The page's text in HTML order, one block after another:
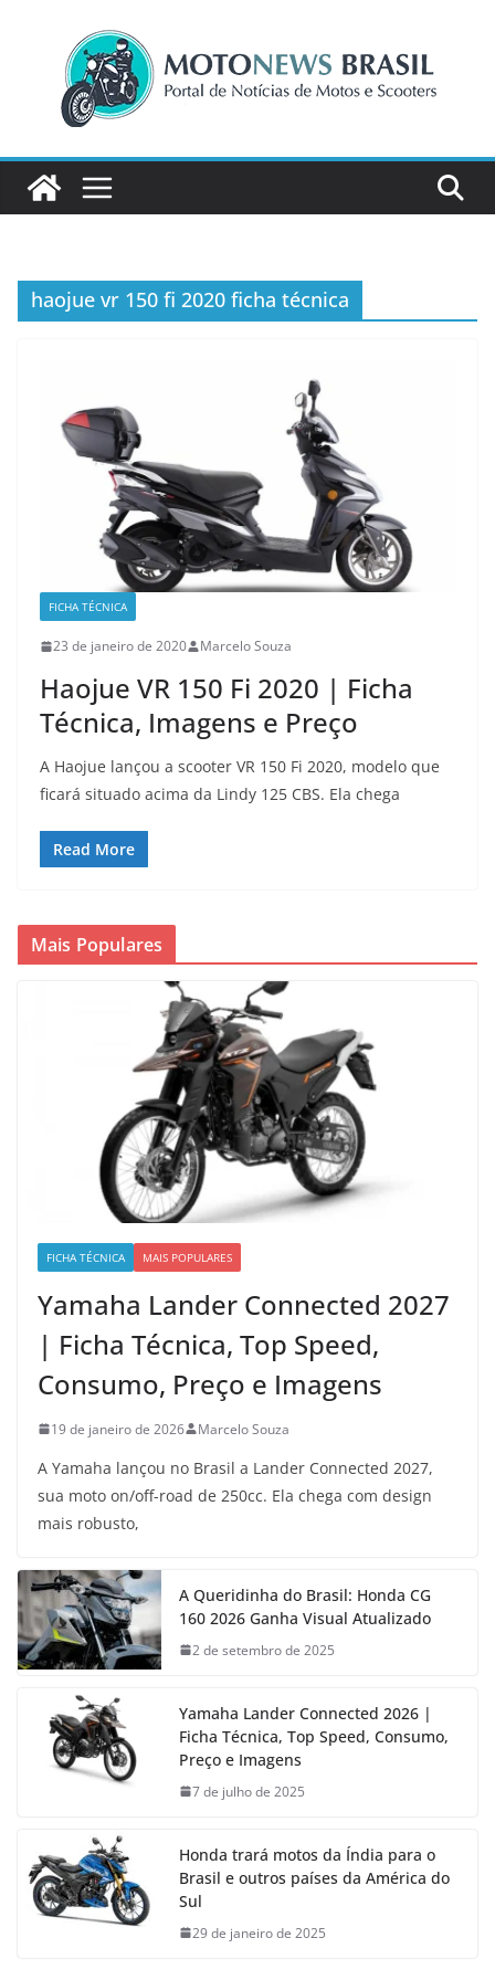
conteúdo
haojue vr 150 fi 2020 ficha técnica
FICHA TÉCNICA
23 de janeiro de 2020 Marcelo Souza
Haojue VR 150 Fi 2020 | Ficha
Técnica, Imagens e Preço
A Haojue lançou a scooter VR 150 Fi 2020, modelo que
ficará situado acima da Lindy 125 CBS. Ela chega
Read More
Mais Populares
FICHA TÉCNICA MAIS POPULARES
Yamaha Lander Connected 2027
| Ficha Técnica, Top Speed,
Consumo, Preço e Imagens
19 de janeiro de 2026 Marcelo Souza
A Yamaha lançou no Brasil a Lander Connected 2027,
sua moto on/off-road de 250cc. Ela chega com design
mais robusto,
A Queridinha do Brasil: Honda CG
160 2026 Ganha Visual Atualizado
2 de setembro de 2025
Yamaha Lander Connected 2026 |
Ficha Técnica, Top Speed, Consumo,
Preço e Imagens
7 de julho de 2025
Honda trará motos da Índia para o
Brasil e outros países da América do
Sul
29 de janeiro de 2025